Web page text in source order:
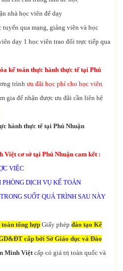
nhà học viên để dạy
tuyến qua mạng, giảng viên và học
dạy 1 học viên trao đổi trực tiếp qua
kế toán thực hành thực tế tại Phú
trình ưu đãi học phí cho học viên
gia để nhận được ưu đãi cần liên hệ
thực tế tại Phú Nhuận
cơ sở tại Phú Nhuận cam kết :
VIỆC
DỊCH VỤ KẾ TOÁN
SUỐT QUÁ TRÌNH SAU NÀY
tổng hợp Giấy phép đào tạo Kế
cấp bởi Sở Giáo dục và Đào
Minh Việtcấp có giá trị toàn quốc và